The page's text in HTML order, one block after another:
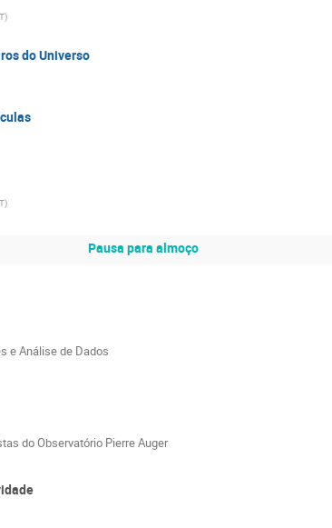
)
do Universo
)
Pausa para almoço
e Análise de Dados
do Observatório Pierre Auger